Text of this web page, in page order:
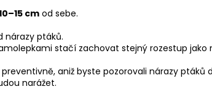
cmod sebe.
nárazy ptáků.
stačí zachovat stejný rozestup jako
aniž byste pozorovali nárazy ptáků
narážet.